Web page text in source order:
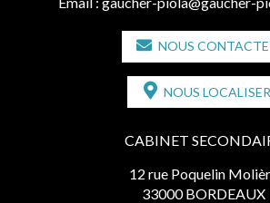
NOUS
NOUS LOCALISER
CABINET
12 rue Poquelin
33000 BORDEAUX